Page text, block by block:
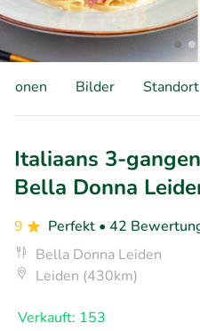
Bilder Standort
Italiaans 3-
Bella Donna
9 Perfekt • 42
Bella Donna Leiden
Leiden (430km)
Verkauft: 153